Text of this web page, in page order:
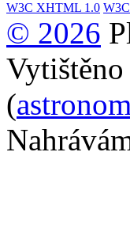
W3C XHTML 1.0 W3C
© 2026
(